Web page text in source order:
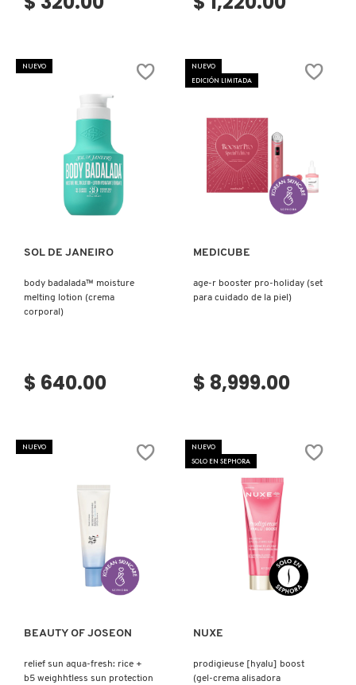
MONTBLANC
MOROCCANOIL
MURAD
NEST New York
NUDESTIX
OLLIE
NUEVO
Ver más
SOL DE JANEIRO
body badalada™ moisture
melting lotion (crema
corporal)
$ 640.00
NUEVO
EDICIÓN LIMITADA
Ver más
MEDICUBE
age-r booster pro-holiday (set
para cuidado de la piel)
$ 8,999.00
NUEVO
Ver más
BEAUTY OF JOSEON
relief sun aqua-fresh: rice +
b5 weighhtless sun protection
NUEVO
SOLO EN SEPHORA
Ver más
NUXE
prodigieuse [hyalu] boost
(gel-crema alisadora